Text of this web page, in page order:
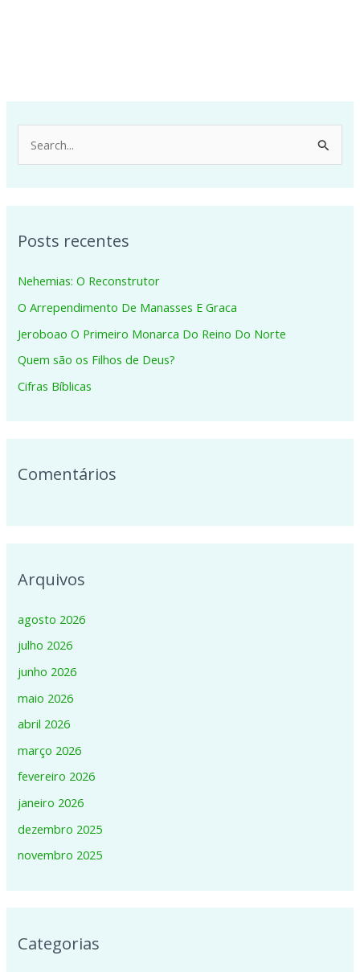
u
s
a
r
p
o
Posts recentes
Nehemias: O Reconstrutor
O Arrependimento De Manasses E Graca
Jeroboao O Primeiro Monarca Do Reino Do Norte
Quem são os Filhos de Deus?
Cifras Bíblicas
Comentários
Arquivos
agosto 2026
julho 2026
junho 2026
maio 2026
abril 2026
março 2026
fevereiro 2026
janeiro 2026
dezembro 2025
novembro 2025
Categorias